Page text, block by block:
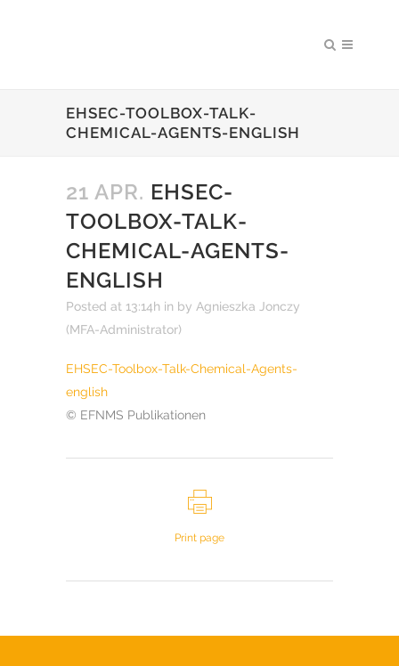
EHSEC-TOOLBOX-TALK-
CHEMICAL-AGENTS-ENGLISH
21 APR. EHSEC-
TOOLBOX-TALK-
CHEMICAL-AGENTS-
ENGLISH
Posted at 13:14h in by Agnieszka Jonczy
(MFA-Administrator)
EHSEC-Toolbox-Talk-Chemical-Agents-
english
© EFNMS Publikationen
Print page